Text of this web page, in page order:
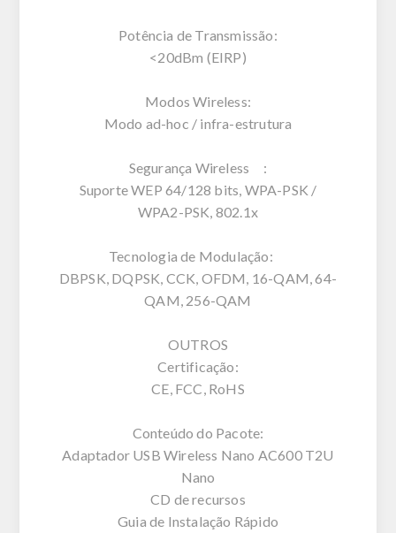
Potência de Transmissão:
<20dBm (EIRP)
Modos Wireless:
Modo ad-hoc / infra-estrutura
Segurança Wireless :
Suporte WEP 64/128 bits, WPA-PSK /
WPA2-PSK, 802.1x
Tecnologia de Modulação:
DBPSK, DQPSK, CCK, OFDM, 16-QAM, 64-
QAM, 256-QAM
OUTROS
Certificação:
CE, FCC, RoHS
Conteúdo do Pacote:
Adaptador USB Wireless Nano AC600 T2U
Nano
CD de recursos
Guia de Instalação Rápido